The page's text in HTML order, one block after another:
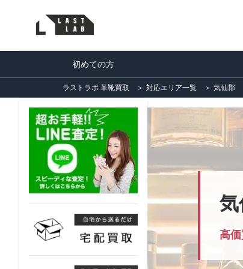
初めての方
ラストラボ 革靴買取 ＞ 対応エリア一覧 ＞ 気仙郡
高